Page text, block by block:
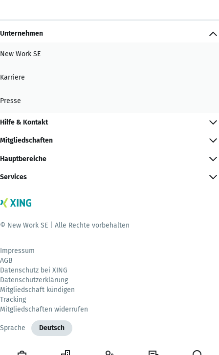
Unternehmen
New Work SE
Karriere
Presse
Hilfe & Kontakt
Mitgliedschaften
Hauptbereiche
Services
© New Work SE | Alle Rechte vorbehalten
Impressum
AGB
Datenschutz bei XING
Datenschutzerklärung
Mitgliedschaft kündigen
Tracking
Mitgliedschaften widerrufen
Sprache Deutsch